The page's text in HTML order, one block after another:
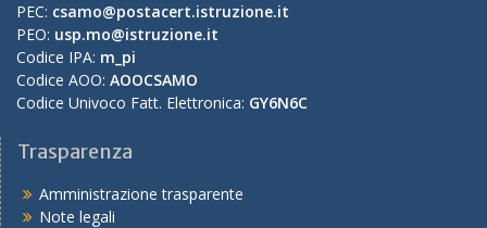
PEC: csamo@postacert.istruzione.it
PEO: usp.mo@istruzione.it
Codice IPA: m_pi
Codice AOO: AOOCSAMO
Codice Univoco Fatt. Elettronica: GY6N6C
Trasparenza
Amministrazione trasparente
Note legali